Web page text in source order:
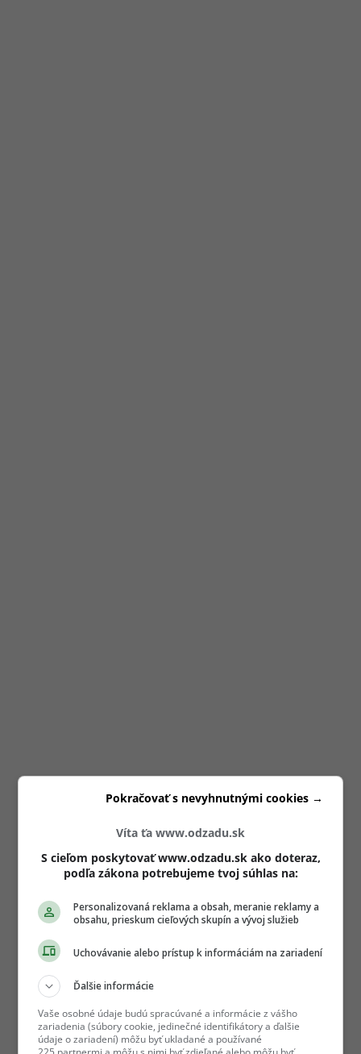
Víta ťa www.odzadu.sk
S cieľom poskytovať www.odzadu.sk ako doteraz,
podľa zákona potrebujeme tvoj súhlas na:
Personalizovaná reklama a obsah, meranie reklamy a
obsahu, prieskum cieľových skupín a vývoj služieb
Uchovávanie alebo prístup k informáciám na zariadení
Ďalšie informácie
Vaše osobné údaje budú spracúvané a informácie z vášho
zariadenia (súbory cookie, jedinečné identifikátory a ďalšie
údaje o zariadení) môžu byť ukladané a používané
Pokračovať s nevyhnutnými cookies →